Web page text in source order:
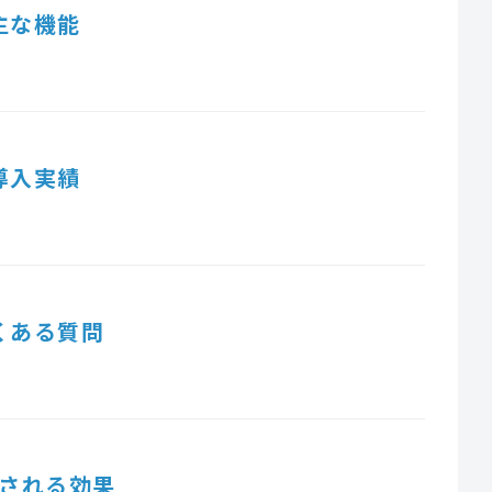
な機能
入実績
ある質問
れる効果